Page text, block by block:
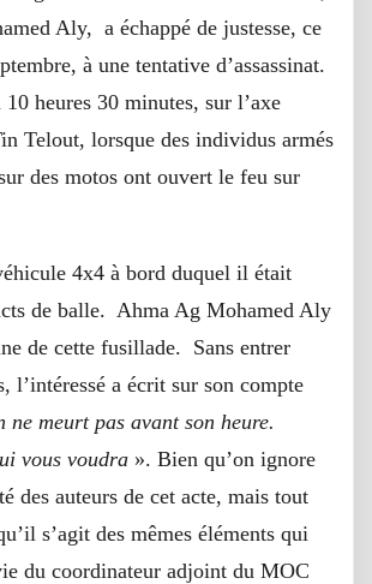
Aly, a échappé de justesse, ce
à une tentative d’assassinat.
heures 30 minutes, sur l’axe
Telout, lorsque des individus armés
des motos ont ouvert le feu sur
4x4 à bord duquel il était
de balle. Ahma Ag Mohamed Aly
de cette fusillade. Sans entrer
l’intéressé a écrit sur son compte
ne meurt pas avant son heure.
vous voudra ». Bien qu’on ignore
des auteurs de cet acte, mais tout
s’agit des mêmes éléments qui
du coordinateur adjoint du MOC